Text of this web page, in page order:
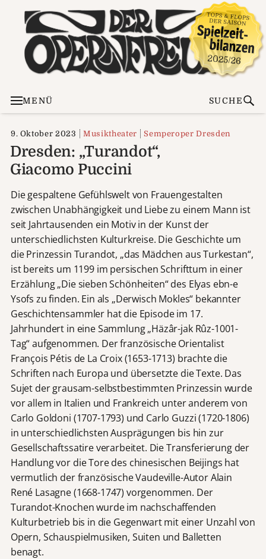
MENÜ SUCHE
9. Oktober 2023 Musiktheater Semperoper Dresden
Dresden: „Turandot“,
Giacomo Puccini
Die gespaltene Gefühlswelt von Frauengestalten
zwischen Unabhängigkeit und Liebe zu einem Mann ist
seit Jahrtausenden ein Motiv in der Kunst der
unterschiedlichsten Kulturkreise. Die Geschichte um
die Prinzessin Turandot, „das Mädchen aus Turkestan“,
ist bereits um 1199 im persischen Schrifttum in einer
Erzählung „Die sieben Schönheiten“ des Elyas ebn-e
Ysofs zu finden. Ein als „Derwisch Mokles“ bekannter
Geschichtensammler hat die Episode im 17.
Jahrhundert in eine Sammlung „Häzâr-jak Rûz-1001-
Tag“ aufgenommen. Der französische Orientalist
François Pétis de La Croix (1653-1713) brachte die
Schriften nach Europa und übersetzte die Texte. Das
Sujet der grausam-selbstbestimmten Prinzessin wurde
vor allem in Italien und Frankreich unter anderem von
Carlo Goldoni (1707-1793) und Carlo Guzzi (1720-1806)
in unterschiedlichsten Ausprägungen bis hin zur
Gesellschaftssatire verarbeitet. Die Transferierung der
Handlung vor die Tore des chinesischen Beijings hat
vermutlich der französische Vaudeville-Autor Alain
René Lasagne (1668-1747) vorgenommen. Der
Turandot-Knochen wurde im nachschaffenden
Kulturbetrieb bis in die Gegenwart mit einer Unzahl von
Opern, Schauspielmusiken, Suiten und Balletten
benagt.